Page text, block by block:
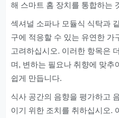
해 스마트 홈 장치를 통합하는
섹셔널 소파나 모듈식 식탁과
구에 적응할 수 있는 유연한 가
고려하십시오. 이러한 항목은
며, 변하는 필요나 취향에 맞추
쉽게 만듭니다.
식사 공간의 음향을 평가하고
이기 위한 조치를 취하십시오.